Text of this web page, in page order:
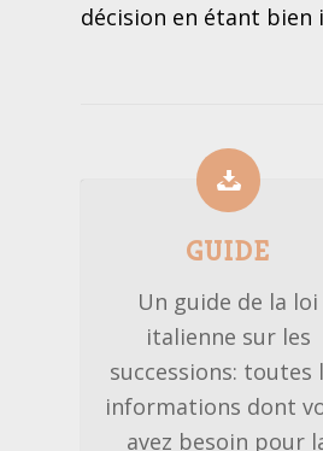
décision en étant bien
GUIDE
Un guide de la loi
italienne sur les
successions: toutes
informations dont
avez besoin pour